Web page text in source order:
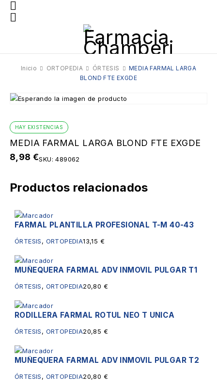
Inicio ORTOPEDIA ÓRTESIS
MEDIA FARMAL LARGA
BLOND FTE EXGDE
HAY EXISTENCIAS
MEDIA FARMAL LARGA BLOND FTE EXGDE
8,98 €SKU:489062
Productos relacionados
FARMAL PLANTILLA PROFESIONAL T-M 40-43
ÓRTESIS, ORTOPEDIA13,15 €
MUÑEQUERA FARMAL ADV INMOVIL PULGAR T1
ÓRTESIS, ORTOPEDIA20,80 €
RODILLERA FARMAL ROTUL NEO T UNICA
ÓRTESIS, ORTOPEDIA20,85 €
MUÑEQUERA FARMAL ADV INMOVIL PULGAR T2
ÓRTESIS, ORTOPEDIA20,80 €